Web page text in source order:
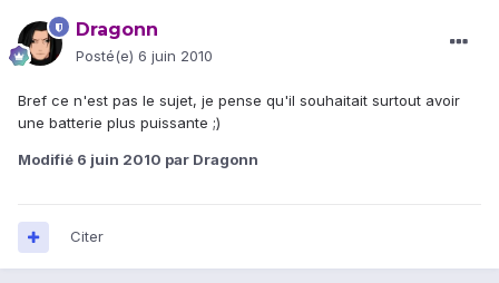
Dragonn
Posté(e) 6 juin 2010
Bref ce n'est pas le sujet, je pense qu'il souhaitait surtout avoir
une batterie plus puissante ;)
Modifié 6 juin 2010 par Dragonn
Citer